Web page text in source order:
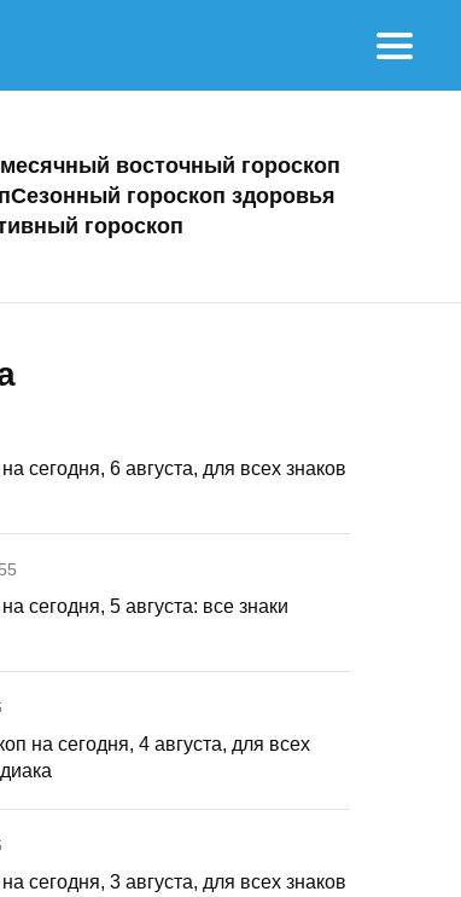
восточный гороскоп
Сезонный гороскоп здоровья
гороскоп
сегодня, 6 августа, для всех знаков
сегодня, 5 августа: все знаки
на сегодня, 4 августа, для всех
сегодня, 3 августа, для всех знаков